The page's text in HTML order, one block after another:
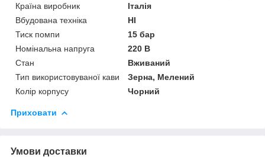
Країна виробник
Італія
Вбудована техніка
НІ
Тиск помпи
15 бар
Номінальна напруга
220 В
Стан
Вживаний
Тип використовуваної кави
Зерна, Мелений
Колір корпусу
Чорний
Приховати
Умови доставки